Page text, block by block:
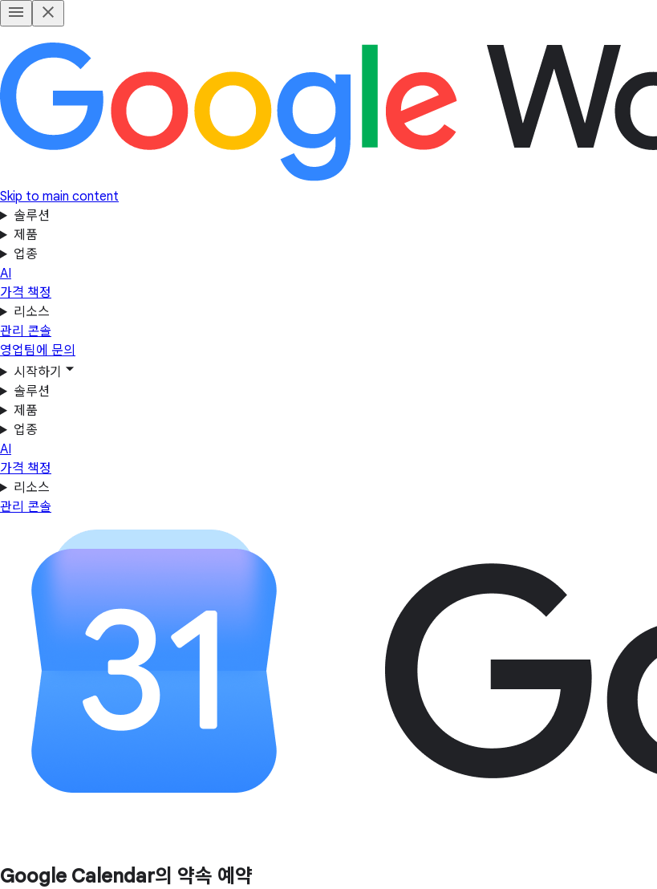
Skip to main content
솔루션
제품
업종
AI
가격 책정
리소스
관리 콘솔
영업팀에 문의
시작하기
솔루션
제품
업종
AI
가격 책정
리소스
관리 콘솔
Google Calendar의 약속 예약